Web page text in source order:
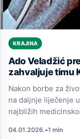
KRAJINA
Ado Veladžić
zahvaljuje timu
Nakon borbe za
na daljnje liječenje
najbližih
04.01.2026.•1 min